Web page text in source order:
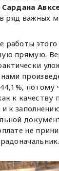
Сардана
ряд важных
работы
прямую.
потому
к качеству
и к
не